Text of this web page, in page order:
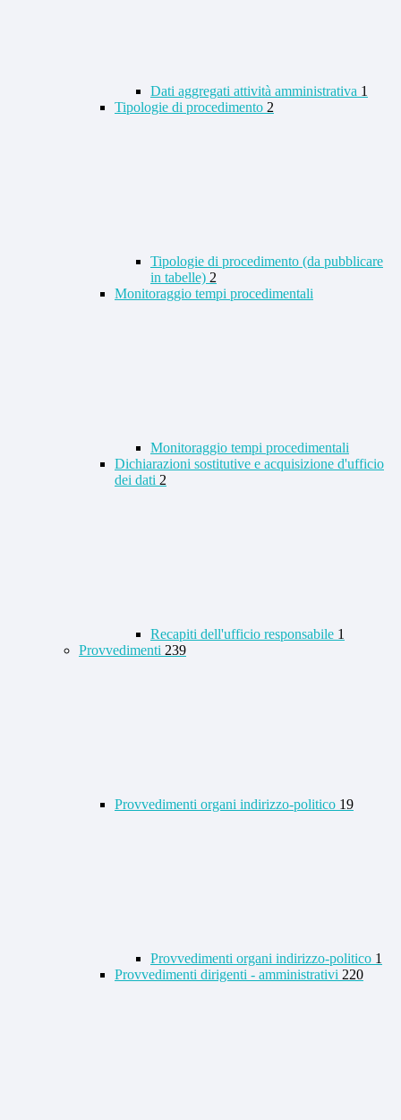
Dati aggregati attività amministrativa 1
Tipologie di procedimento 2
Tipologie di procedimento (da pubblicare
in tabelle) 2
Monitoraggio tempi procedimentali
Monitoraggio tempi procedimentali
Dichiarazioni sostitutive e acquisizione d'ufficio
dei dati 2
Recapiti dell'ufficio responsabile 1
Provvedimenti 239
Provvedimenti organi indirizzo-politico 19
Provvedimenti organi indirizzo-politico 1
Provvedimenti dirigenti - amministrativi 220